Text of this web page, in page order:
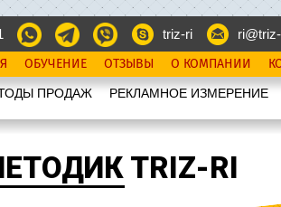
triz-ri
ОБУЧЕНИЕ ОТЗЫВЫ О КОМПАНИИ
ПРОДАЖ РЕКЛАМНОЕ ИЗМЕРЕНИЕ
TRIZ-RI